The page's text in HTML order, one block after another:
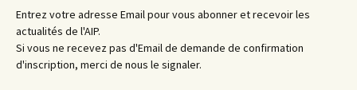
Entrez votre adresse Email pour vous abonner et recevoir les
actualités de l'AIP.
Si vous ne recevez pas d'Email de demande de confirmation
d'inscription, merci de nous le signaler.